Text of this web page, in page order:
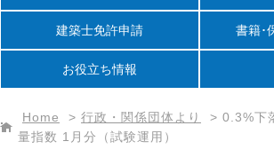
建築士免許申請 書籍･
お役立ち情報
Home > 行政・関係団体より > 0.3%下
量指数 1月分（試験運用）